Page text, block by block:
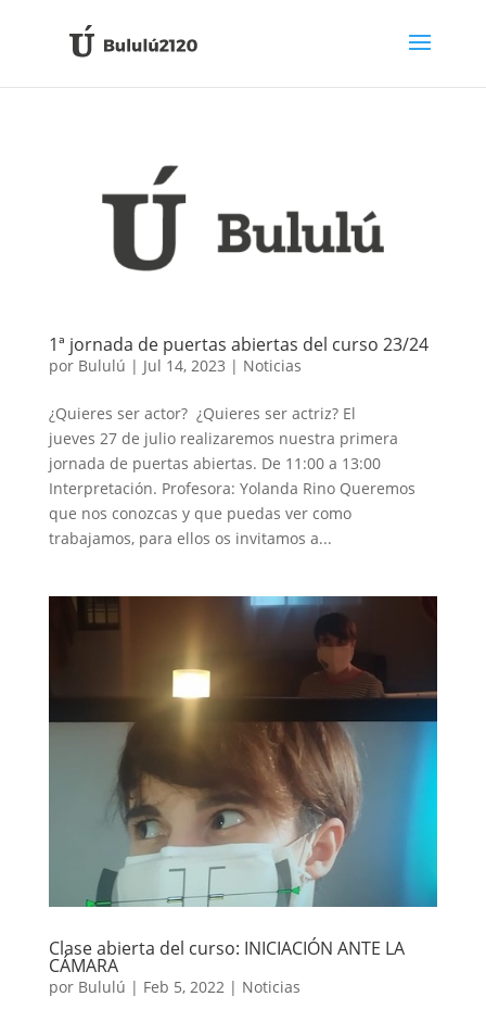
1ª jornada de puertas abiertas del curso 23/24
por Bululú | Jul 14, 2023 | Noticias
¿Quieres ser actor? ¿Quieres ser actriz? El
jueves 27 de julio realizaremos nuestra primera
jornada de puertas abiertas. De 11:00 a 13:00
Interpretación. Profesora: Yolanda Rino Queremos
que nos conozcas y que puedas ver como
trabajamos, para ellos os invitamos a...
Clase abierta del curso: INICIACIÓN ANTE LA
CÁMARA
por Bululú | Feb 5, 2022 | Noticias